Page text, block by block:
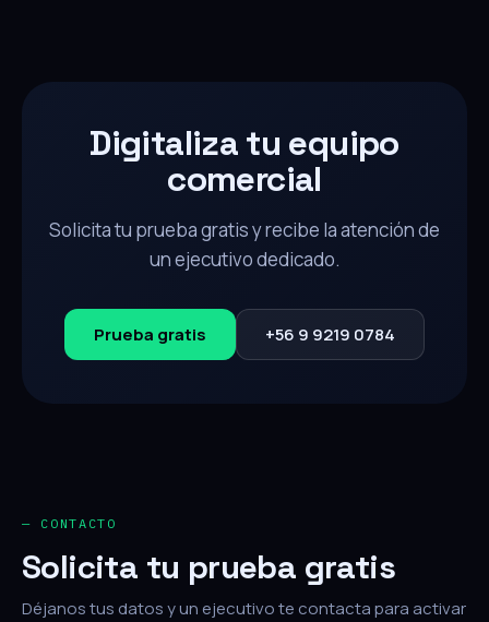
Digitaliza tu equipo
comercial
Solicita tu prueba gratis y recibe la atención de
un ejecutivo dedicado.
Prueba gratis +56 9 9219 0784
— CONTACTO
Solicita tu prueba gratis
Déjanos tus datos y un ejecutivo te contacta para activar